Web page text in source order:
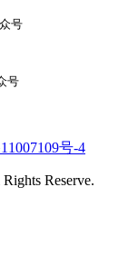
号
号
号-4
Reserve.